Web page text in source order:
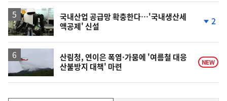
국내산업 공급망 확충한다…'국내생산세
액공제' 신설
락
2
산림청, 연이은 폭염·가뭄에 '여름철 대응
산불방지 대책' 마련
NEW